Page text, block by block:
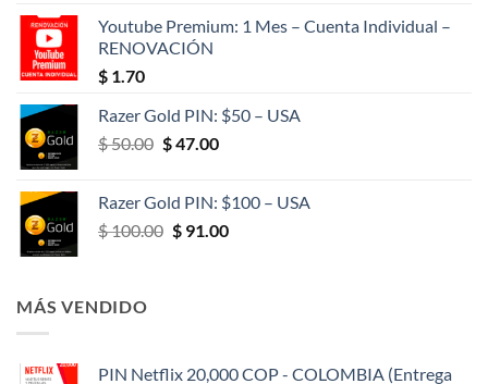
Youtube Premium: 1 Mes – Cuenta Individual –
RENOVACIÓN
$ 1.70
Razer Gold PIN: $50 – USA
$50.00 El
era:
$ 50.00.
$47.00El
es:
$ 47.00.
Razer Gold PIN: $100 – USA
$100.00 El
$91.00El
MÁS VENDIDO
PIN Netflix 20,000 COP - COLOMBIA (Entrega